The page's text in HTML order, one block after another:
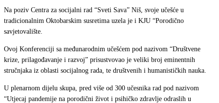
u
27.
Oktobarskim
susretima
u
Nišu
￼
Na poziv Centra za socijalni rad “Sveti Sava” Niš, svoje učešće u
tradicionalnim Oktobarskim susretima uzela je i KJU “Porodično
savjetovalište.
Ovoj Konferenciji sa međunarodnim učešćem pod nazivom “Društvene
krize, prilagođavanje i razvoj” prisustvovao je veliki broj eminentnih
stručnjaka iz oblasti socijalnog rada, te društvenih i humanističkih nauka.
U plenarnom dijelu skupa, pred više od 300 učesnika rad pod nazivom
“Utjecaj pandemije na porodični život i psihičko zdravlje odraslih u